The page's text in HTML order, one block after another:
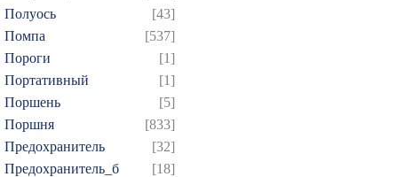
Полуось
[43]
Помпа
[537]
Пороги
[1]
Портативный
[1]
Поршень
[5]
Поршня
[833]
Предохранитель
[32]
Предохранитель_б
[18]